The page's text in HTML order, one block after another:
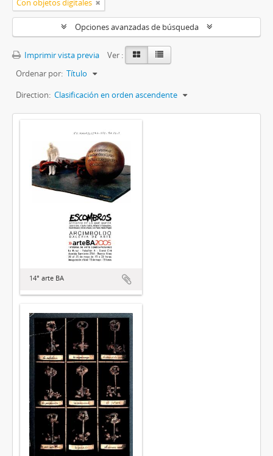
Con objetos digitales
Opciones avanzadas de búsqueda
Imprimir vista previa
Ver :
Ordenar por: Título
Direction: Clasificación en orden ascendente
14° arte BA